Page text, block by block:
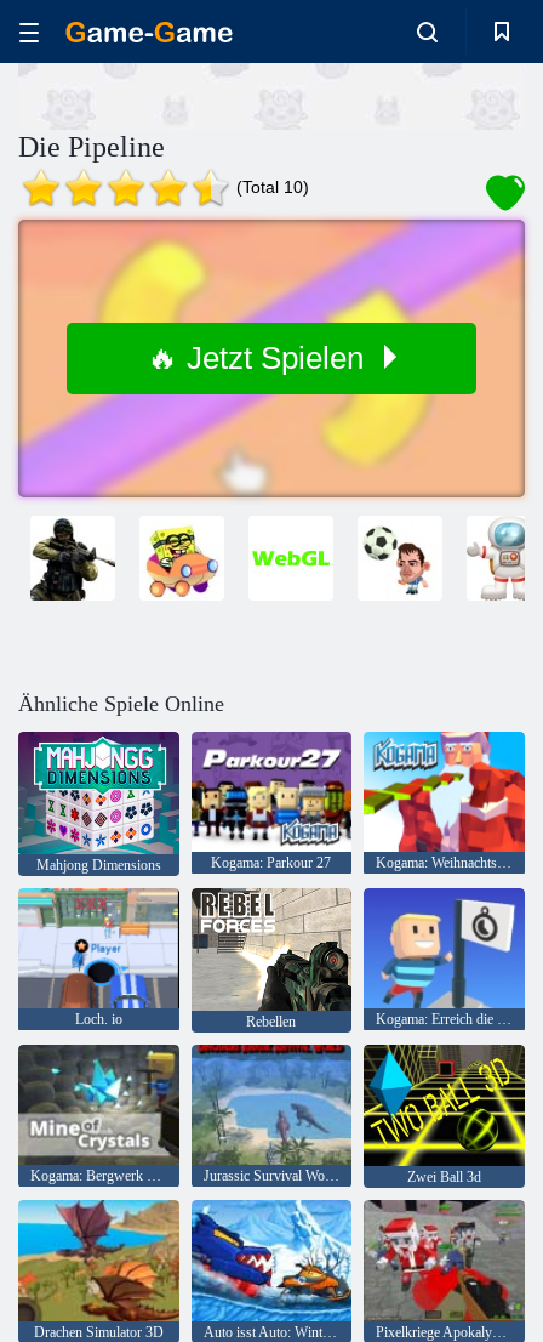
Die Pipeline
(Total 10)
🔥 Jetzt Spielen
Ähnliche Spiele Online
Mahjong Dimensions Kogama: Parkour 27 Kogama: Weihnachtsparkour
Loch. io Rebellen Kogama: Erreich die Flagge
Kogama: Bergwerk der Kristalle Jurassic Survival World der Dinosaurier Zwei Ball 3d
Drachen Simulator 3D Auto isst Auto: Winterabenteuer Pixelkriege Apokalypse Zombie